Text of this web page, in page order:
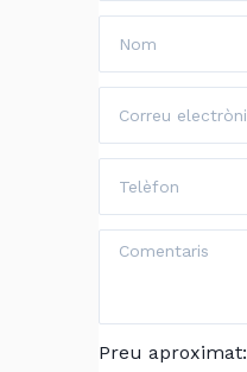
Preu aproximat: